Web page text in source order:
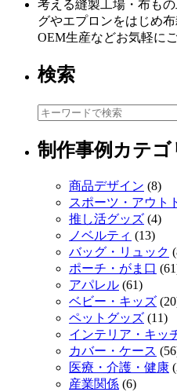
考える縫製工場・布も
グやエプロンをはじめ
OEM生産などお気軽に
検索
制作事例カテゴ
商品デザイン (8)
スポーツ・アウト
推し活グッズ (4)
ノベルティ (13)
バッグ・リュック
ポーチ・がま口
アパレル (61)
ベビー・キッズ
ペットグッズ (11)
インテリア・キッ
カバー・ケース
医療・介護・健康
産業関係 (6)